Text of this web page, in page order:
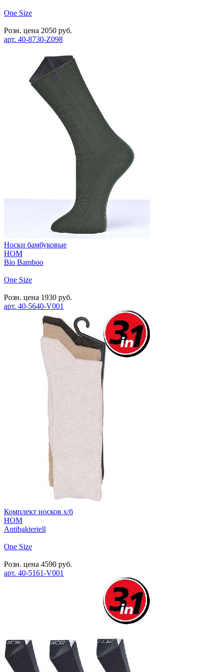
One Size
Розн. цена 2050 руб.
арт. 40-8730-Z098
Носки бамбуковые
HOM
Bio Bamboo
One Size
Розн. цена 1930 руб.
арт. 40-5640-V001
Комплект носков х/б
HOM
Antibakteriell
One Size
Розн. цена 4590 руб.
арт. 40-5161-V001